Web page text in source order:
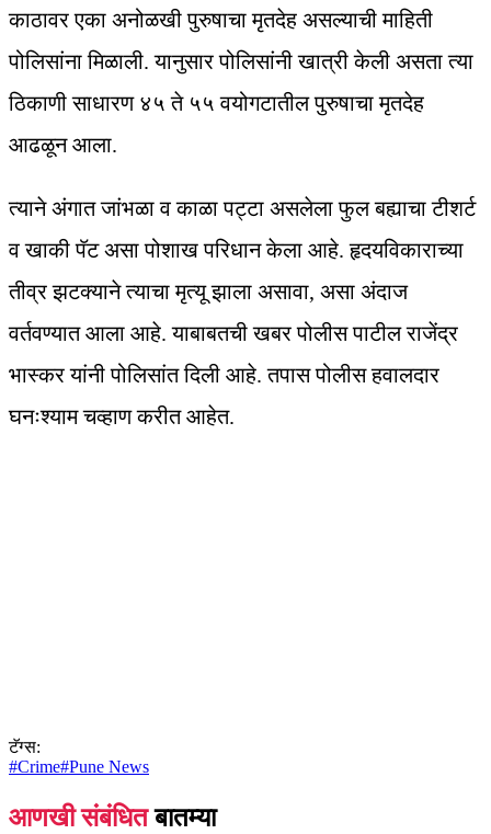
काठावर एका अनोळखी पुरुषाचा मृतदेह असल्याची माहिती
पोलिसांना मिळाली. यानुसार पोलिसांनी खात्री केली असता त्या
ठिकाणी साधारण ४५ ते ५५ वयोगटातील पुरुषाचा मृतदेह
आढळून आला.
त्याने अंगात जांभळा व काळा पट्टा असलेला फुल बह्याचा टीशर्ट
व खाकी पॅट असा पोशाख परिधान केला आहे. हृदयविकाराच्या
तीव्र झटक्याने त्याचा मृत्यू झाला असावा, असा अंदाज
वर्तवण्यात आला आहे. याबाबतची खबर पोलीस पाटील राजेंद्र
भास्कर यांनी पोलिसांत दिली आहे. तपास पोलीस हवालदार
घनःश्याम चव्हाण करीत आहेत.
टॅग्स:
#Crime#Pune News
आणखी संबंधित बातम्या